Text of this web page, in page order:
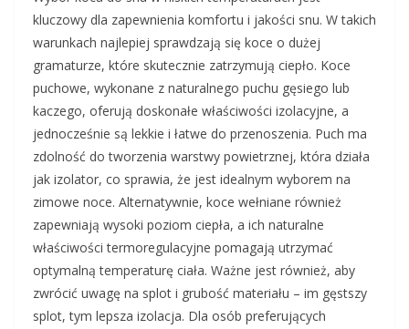
kluczowy dla zapewnienia komfortu i jakości snu. W takich
warunkach najlepiej sprawdzają się koce o dużej
gramaturze, które skutecznie zatrzymują ciepło. Koce
puchowe, wykonane z naturalnego puchu gęsiego lub
kaczego, oferują doskonałe właściwości izolacyjne, a
jednocześnie są lekkie i łatwe do przenoszenia. Puch ma
zdolność do tworzenia warstwy powietrznej, która działa
jak izolator, co sprawia, że jest idealnym wyborem na
zimowe noce. Alternatywnie, koce wełniane również
zapewniają wysoki poziom ciepła, a ich naturalne
właściwości termoregulacyjne pomagają utrzymać
optymalną temperaturę ciała. Ważne jest również, aby
zwrócić uwagę na splot i grubość materiału – im gęstszy
splot, tym lepsza izolacja. Dla osób preferujących